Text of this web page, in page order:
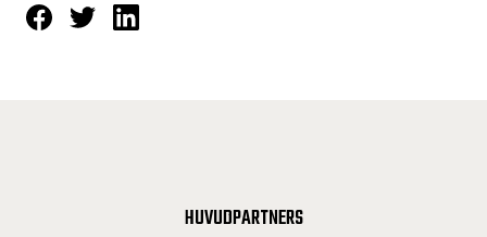
HUVUDPARTNERS